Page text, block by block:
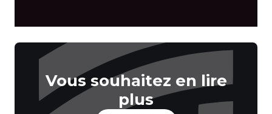
Vous souhaitez en lire
plus